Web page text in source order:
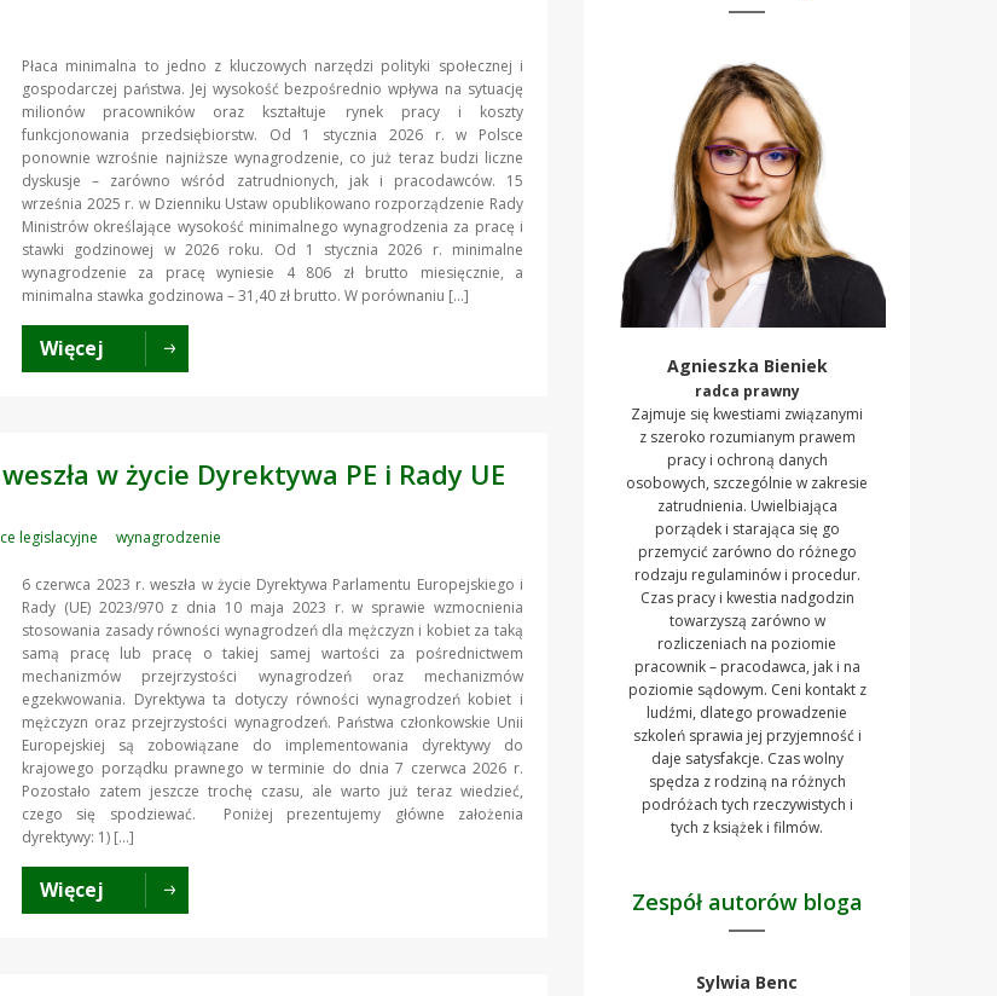
Płaca minimalna to jedno z kluczowych narzędzi polityki społecznej i
gospodarczej państwa. Jej wysokość bezpośrednio wpływa na sytuację
milionów pracowników oraz kształtuje rynek pracy i koszty
funkcjonowania przedsiębiorstw. Od 1 stycznia 2026 r. w Polsce
ponownie wzrośnie najniższe wynagrodzenie, co już teraz budzi liczne
dyskusje – zarówno wśród zatrudnionych, jak i pracodawców. 15
września 2025 r. w Dzienniku Ustaw opublikowano rozporządzenie Rady
Ministrów określające wysokość minimalnego wynagrodzenia za pracę i
stawki godzinowej w 2026 roku. Od 1 stycznia 2026 r. minimalne
wynagrodzenie za pracę wyniesie 4 806 zł brutto miesięcznie, a
minimalna stawka godzinowa – 31,40 zł brutto. W porównaniu […]
Więcej
w życie Dyrektywa PE i Rady UE
legislacyjne wynagrodzenie
6 czerwca 2023 r. weszła w życie Dyrektywa Parlamentu Europejskiego i
Rady (UE) 2023/970 z dnia 10 maja 2023 r. w sprawie wzmocnienia
stosowania zasady równości wynagrodzeń dla mężczyzn i kobiet za taką
samą pracę lub pracę o takiej samej wartości za pośrednictwem
mechanizmów przejrzystości wynagrodzeń oraz mechanizmów
egzekwowania. Dyrektywa ta dotyczy równości wynagrodzeń kobiet i
mężczyzn oraz przejrzystości wynagrodzeń. Państwa członkowskie Unii
Europejskiej są zobowiązane do implementowania dyrektywy do
krajowego porządku prawnego w terminie do dnia 7 czerwca 2026 r.
Pozostało zatem jeszcze trochę czasu, ale warto już teraz wiedzieć,
czego się spodziewać. Poniżej prezentujemy główne założenia
dyrektywy: 1) […]
Więcej
Agnieszka Bieniek
radca prawny
Zajmuje się kwestiami związanymi
z szeroko rozumianym prawem
pracy i ochroną danych
osobowych, szczególnie w zakresie
zatrudnienia. Uwielbiająca
porządek i starająca się go
przemycić zarówno do różnego
rodzaju regulaminów i procedur.
Czas pracy i kwestia nadgodzin
towarzyszą zarówno w
rozliczeniach na poziomie
pracownik – pracodawca, jak i na
poziomie sądowym. Ceni kontakt z
ludźmi, dlatego prowadzenie
szkoleń sprawia jej przyjemność i
daje satysfakcje. Czas wolny
spędza z rodziną na różnych
podróżach tych rzeczywistych i
tych z książek i filmów.
Zespół autorów bloga
Sylwia Benc